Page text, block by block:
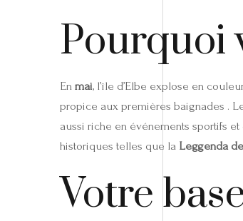
Pourquoi
En mai, l’île d’Elbe explose en
propice aux premières baignades .
aussi riche en événements sportifs
historiques telles que la Leggenda
Votre